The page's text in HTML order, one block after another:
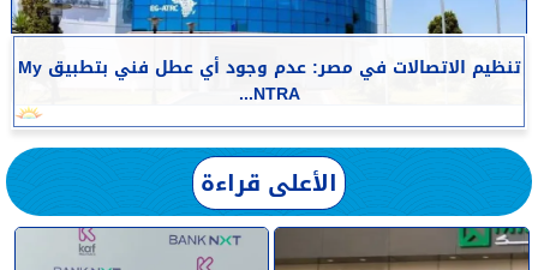
تنظيم الاتصالات في مصر: عدم وجود أي عطل فني بتطبيق My
NTRA...
الأعلى قراءة